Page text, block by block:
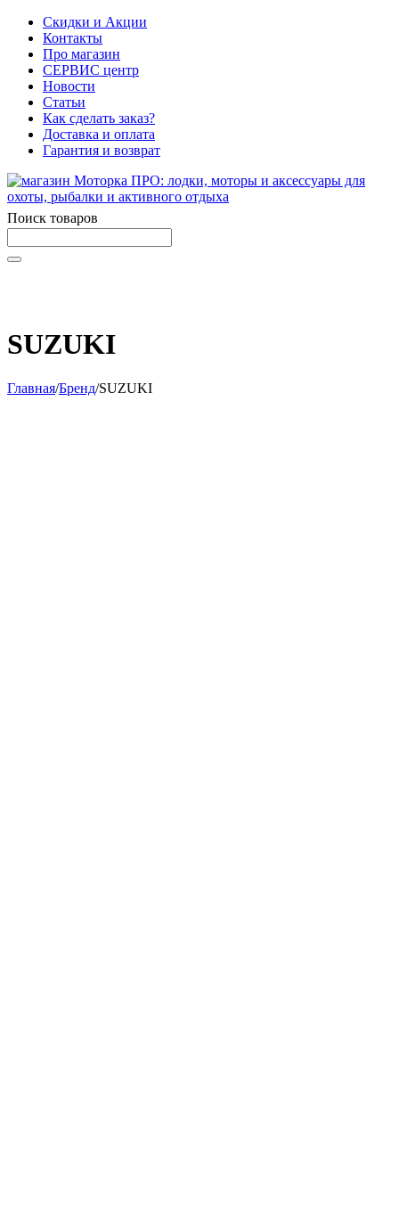
Скидки и Акции
Контакты
Про магазин
СЕРВИС центр
Новости
Статьи
Как сделать заказ?
Доставка и оплата
Гарантия и возврат
Поиск товаров
SUZUKI
Главная/Бренд/SUZUKI